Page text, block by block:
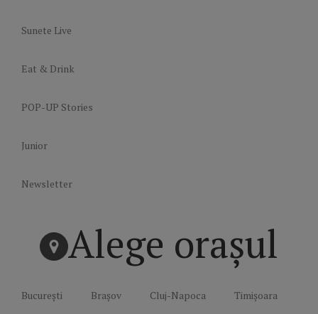
Sunete Live
Eat & Drink
POP-UP Stories
Junior
Newsletter
Alege orașul
București Brașov Cluj-Napoca Timișoara